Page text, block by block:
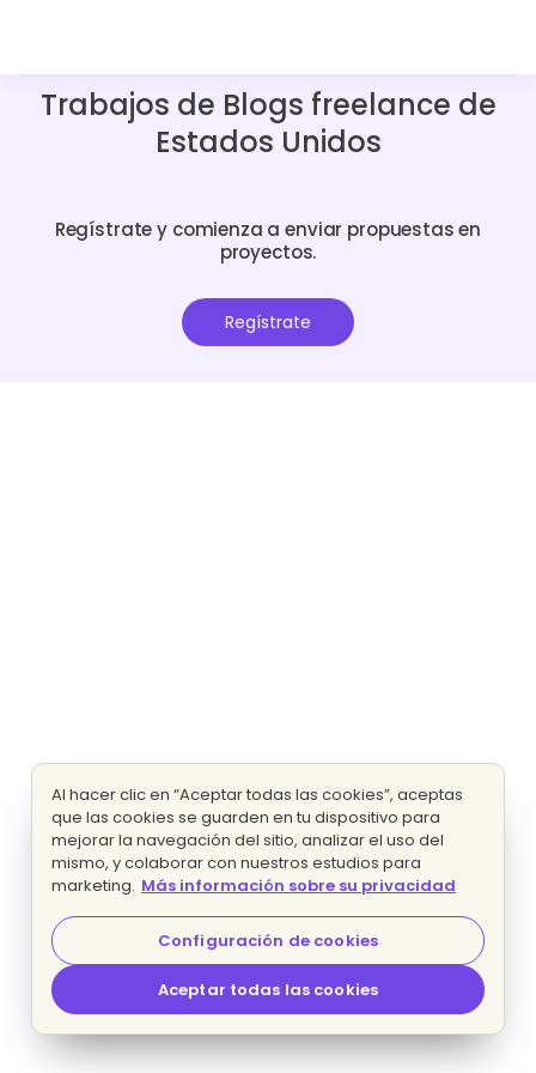
Trabajos de Blogs freelance de
Estados Unidos
Regístrate y comienza a enviar propuestas en
proyectos.
Regístrate
Al hacer clic en “Aceptar todas las cookies”, aceptas
que las cookies se guarden en tu dispositivo para
mejorar la navegación del sitio, analizar el uso del
mismo, y colaborar con nuestros estudios para
marketing. Más información sobre su privacidad
Configuración de cookies
Aceptar todas las cookies